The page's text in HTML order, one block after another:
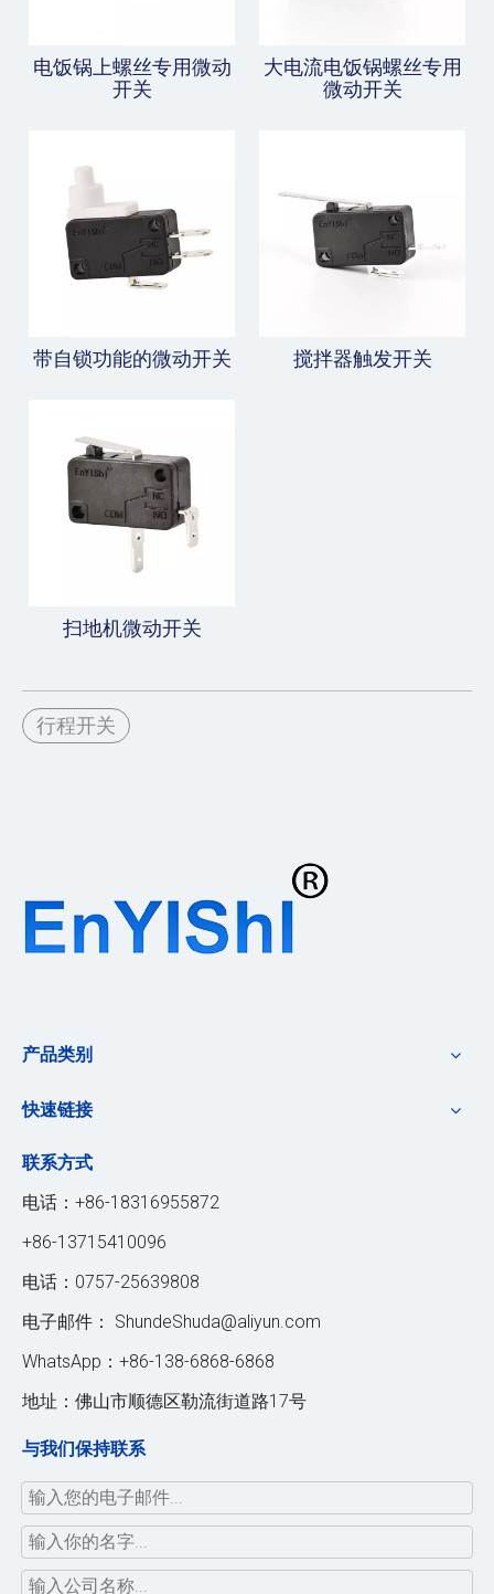
电饭锅上螺丝专用微动
开关
大电流电饭锅螺丝专用
微动开关
带自锁功能的微动开关 搅拌器触发开关
扫地机微动开关
行程开关
产品类别
快速链接
联系方式
电话：+86-18316955872
+86-13715410096
电话：0757-25639808
电子邮件： ShundeShuda@aliyun.com
WhatsApp：+86-138-6868-6868
地址：佛山市顺德区勒流街道路17号
与我们保持联系